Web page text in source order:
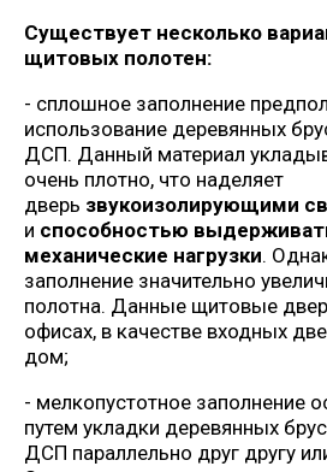
Существует несколько
щитовых полотен:
- сплошное заполнение
использование деревянных
ДСП. Данный материал
очень плотно, что наделяет
дверь звукоизолирующими
и способностью
механические нагрузки.
заполнение значительно
полотна. Данные щитовые
офисах, в качестве входных
дом;
- мелкопустотное заполнение
путем укладки деревянных
ДСП параллельно друг другу